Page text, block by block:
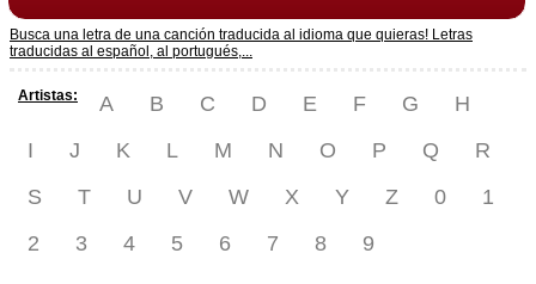
Busca una letra de una canción traducida al idioma que quieras! Letras
traducidas al español, al portugués,...
Artistas: A B C D E F G
H
I
J K L M N O P Q
R
S
T U V W X Y Z 0
1
2
3 4 5 6 7 8 9